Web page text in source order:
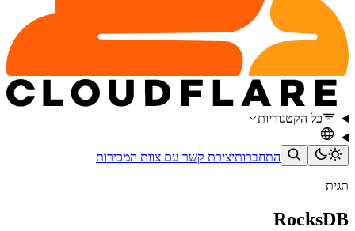
כל הקטגוריות
התחברותיצירת קשר עם צוות המכירות
תגית
RocksDB